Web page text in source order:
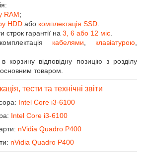
RAM;
HDD або комплектація SSD
гарантії на 3, 6 або 12 міс
кабелями клавіатурою
корзину відповідну позицію з розділу
товаром.
тести та технічні звіти
Intel Core i3-6100
Intel Core i3-6100
nVidia Quadro P400
nVidia Quadro P400